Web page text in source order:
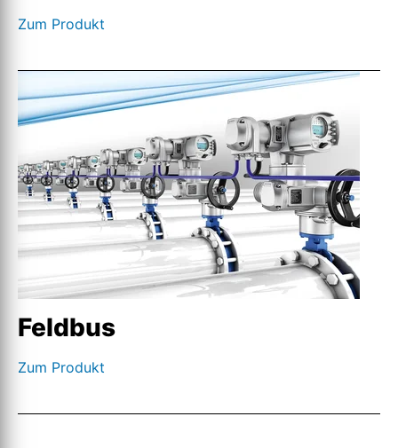
Zum Produkt
Feldbus
Zum Produkt